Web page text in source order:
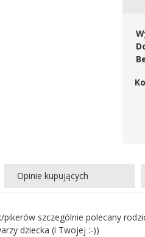
Opinie kupujących
pikerów szczególnie polecany
dziecka (i Twojej :-))